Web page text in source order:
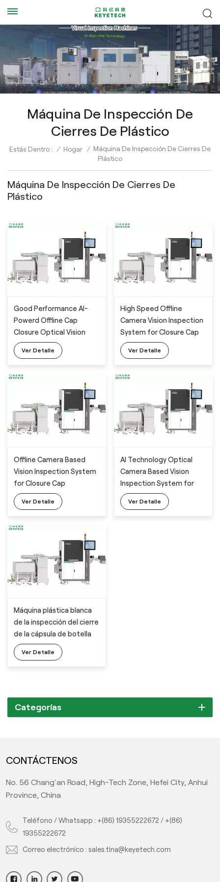
Máquina De Inspección De
Cierres De Plástico
Estás Dentro : / Hogar / Máquina De Inspección De Cierres De
Plástico
Máquina De Inspección De Cierres De
Plástico
Good Performance AI-
Powerd Offline Cap
Closure Optical Vision
Inspection System with
Deep Learning Algorithm
Ver Detalle
High Speed Offline
Camera Vision Inspection
System for Closure Cap
Detection with AI Deep
Learning Algorithm
Ver Detalle
Offline Camera Based
Vision Inspection System
for Closure Cap
Detection with The
Latest AI Technology
Ver Detalle
AI Technology Optical
Camera Based Vision
Inspection System for
Plastic Bottle Cap Closure
Detection
Ver Detalle
Máquina plástica blanca
de la inspección del cierre
de la cápsula de botella
con el sistema visual del AI
Ver Detalle
Categorías
CONTÁCTENOS
No. 56 Chang'an Road, High-Tech Zone, Hefei City, Anhui
Province, China
Teléfono / Whatsapp : +(86) 19355222672 / +(86)
19355222672
Correo electrónico :sales.tina@keyetech.com